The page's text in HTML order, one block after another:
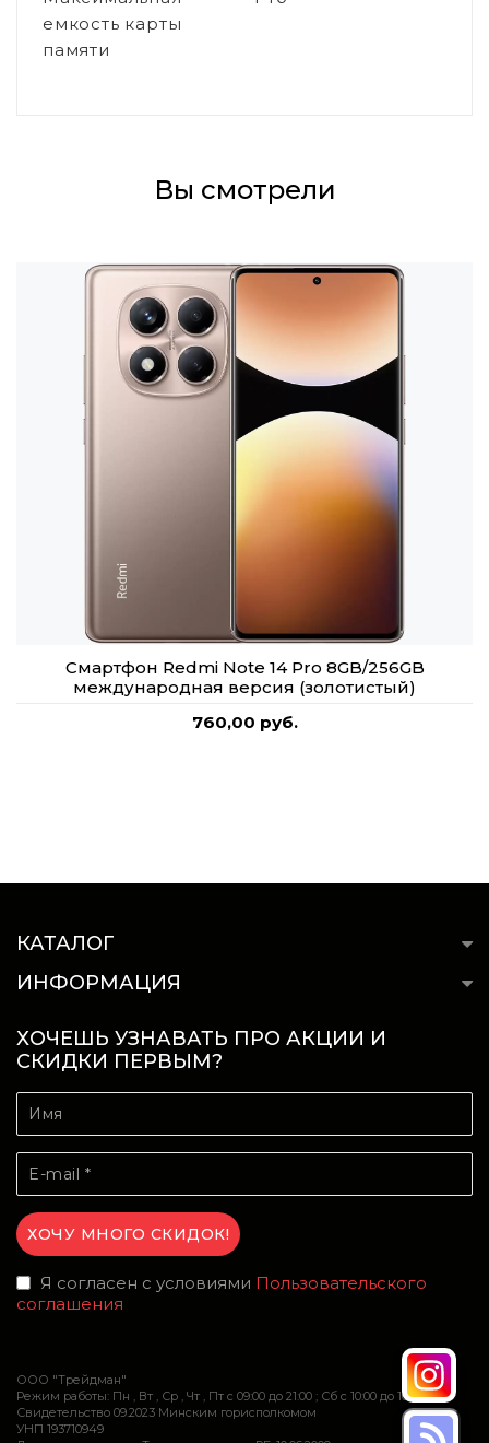
емкость карты
памяти
Вы смотрели
Смартфон Redmi Note 14 Pro 8GB/256GB
международная версия (золотистый)
760,00 руб.
КАТАЛОГ
ИНФОРМАЦИЯ
ХОЧЕШЬ УЗНАВАТЬ ПРО АКЦИИ И
СКИДКИ ПЕРВЫМ?
Я согласен с условиями Пользовательского
соглашения
ООО "Трейдман"
Режим работы: Пн , Вт , Ср , Чт , Пт c 09:00 до 21:00 ; Сб c 10:00 до 16:00
Свидетельство 09.2023 Минским горисполкомом
УНП 193710949